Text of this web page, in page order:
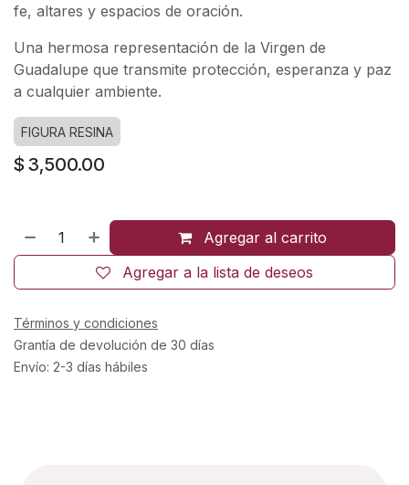
fe, altares y espacios de oración.
Una hermosa representación de la Virgen de
Guadalupe que transmite protección, esperanza y paz
a cualquier ambiente.
FIGURA RESINA
$ 3,500.00
Agregar al carrito
Agregar a la lista de deseos
Términos y condiciones
Grantía de devolución de 30 días
Envío: 2-3 días hábiles